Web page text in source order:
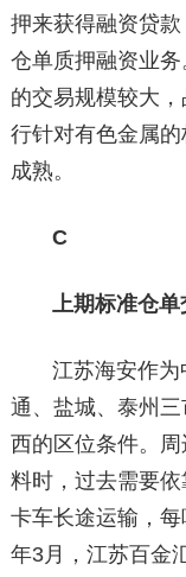
押来获得融资贷
仓单质押融资业
的交易规模较大
行针对有色金属
成熟。
C
上期标准仓
江苏海安作
通、盐城、泰州
西的区位条件。
料时，过去需要
卡车长途运输，
年3月，江苏百金